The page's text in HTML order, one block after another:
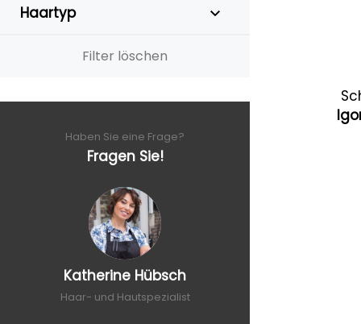
Haartyp
Filter löschen
Haben Sie eine Frage?
Fragen Sie!
Katherine Hübsch
Haar- und Hautspezialist